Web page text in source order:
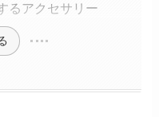
るアクセサリー